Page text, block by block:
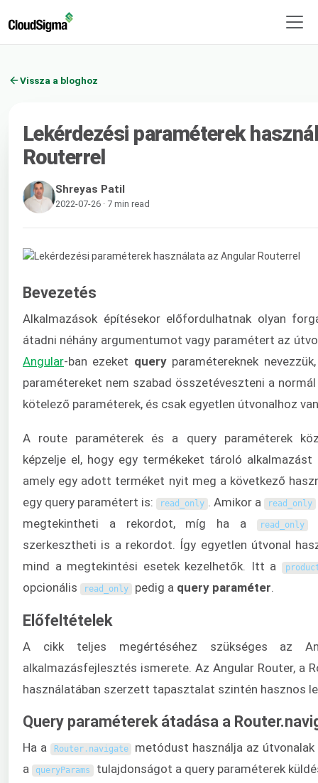
Vissza a bloghoz
Lekérdezési paraméterek
Routerrel
Shreyas Patil
2022-07-26 · 7 min read
Bevezetés
Alkalmazások építésekor előfordulhatnak olyan
átadni néhány argumentumot vagy paramétert az
Angular-ban ezeket queryparamétereknek
paramétereket nem szabad összetéveszteni a
kötelező paraméterek, és csak egyetlen útvonalhoz
A route paraméterek és a query paraméterek
képzelje el, hogy egy termékeket tároló
amely egy adott terméket nyit meg a következő
egy query paramétert is: read_only . Amikor a read_only
megtekintheti a rekordot, míg ha a
read_only
szerkesztheti is a rekordot. Így egyetlen útvonal
mind a megtekintési esetek kezelhetők. Itt a
opcionális read_only pedig a query paraméter.
Előfeltételek
A cikk teljes megértéséhez szükséges az
alkalmazásfejlesztés ismerete. Az Angular Router, a
használatában szerzett tapasztalat szintén hasznos
Query paraméterek átadása a
Ha a Router. navigate
metódust használja az
a
queryParams tulajdonságot a query paraméterek